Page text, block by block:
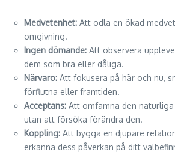
Medvetenhet: Att odla en ökad
omgivning.
Ingen dömande: Att observera
dem som bra eller dåliga.
Närvaro: Att fokusera på här och nu,
förflutna eller framtiden.
Acceptans: Att omfamna den
utan att försöka förändra den.
Koppling: Att bygga en djupare
erkänna dess påverkan på ditt